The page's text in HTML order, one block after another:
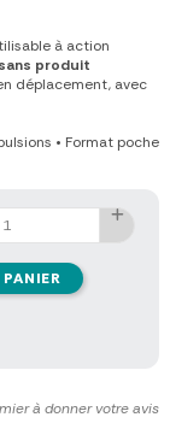
à action
sans produit
déplacement, avec
• Format poche
à donner votre avis